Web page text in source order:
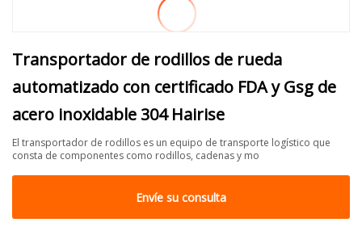
Transportador de rodillos de rueda
automatizado con certificado FDA y Gsg de
acero inoxidable 304 Hairise
El transportador de rodillos es un equipo de transporte logístico que
consta de componentes como rodillos, cadenas y mo
Envíe su consulta